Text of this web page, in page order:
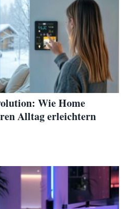
Wie Home
Alltag erleichtern